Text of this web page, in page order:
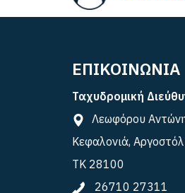
ΕΠΙΚΟΙΝΩΝΙΑ
Ταχυδρομική
Λεωφόρου
Κεφαλονιά,
ΤΚ 28100
26710 27311